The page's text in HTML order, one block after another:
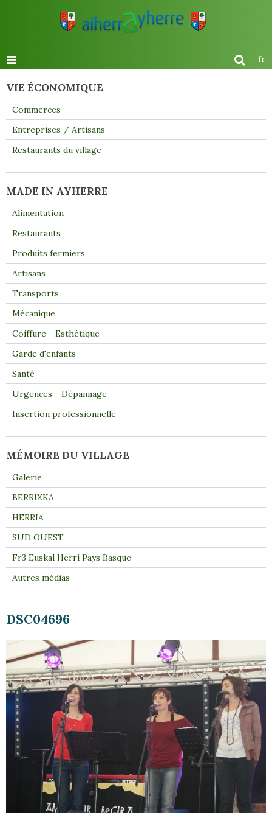
fr
DSC04696
VIE ÉCONOMIQUE
Commerces
Entreprises / Artisans
Restaurants du village
MADE IN AYHERRE
Alimentation
Restaurants
Produits fermiers
Artisans
Transports
Mécanique
Coiffure - Esthétique
Garde d'enfants
Santé
Urgences - Dépannage
Insertion professionnelle
MÉMOIRE DU VILLAGE
Galerie
BERRIXKA
HERRIA
SUD OUEST
Fr3 Euskal Herri Pays Basque
Autres médias